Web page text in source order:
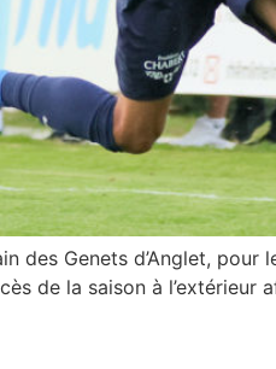
des Genets d’Anglet,
de la saison à